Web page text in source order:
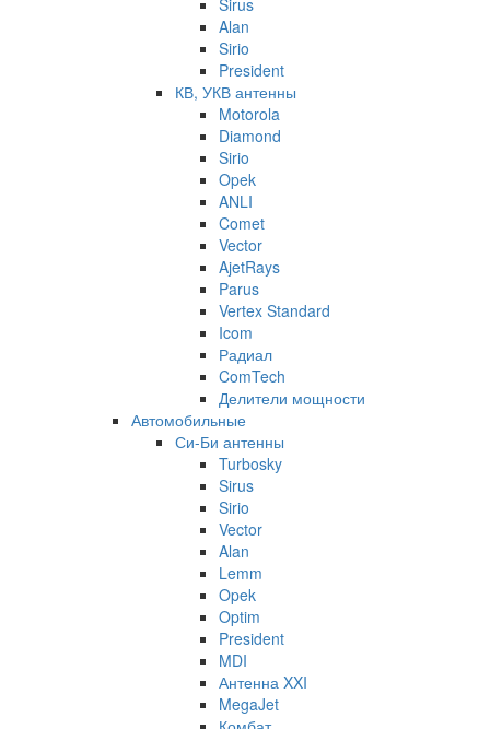
Alan
Sirio
President
КВ, УКВ антенны
Motorola
Diamond
Sirio
Opek
ANLI
Comet
Vector
AjetRays
Parus
Vertex Standard
Icom
Радиал
ComTech
Делители мощности
Автомобильные
Си-Би антенны
Turbosky
Sirus
Sirio
Vector
Alan
Lemm
Opek
Optim
President
MDI
Антенна XXI
MegaJet